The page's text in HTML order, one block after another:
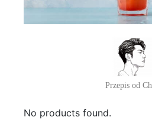
Przepis od
No products found.